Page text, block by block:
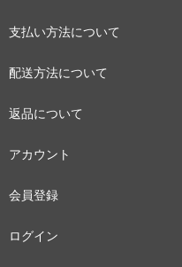
支払い方法について
配送方法について
返品について
アカウント
会員登録
ログイン